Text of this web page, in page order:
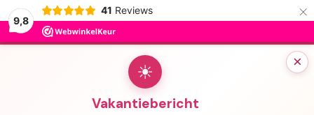
9,8
41 Reviews ×
×
☀
Vakantiebericht